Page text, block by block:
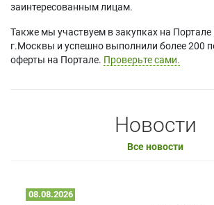
заинтересованным лицам.
Также мы участвуем в закупках на
г.Москвы и успешно выполнили более 200
оферты на Портале. Проверьте сами.
Новости
Все новости
08.08.2026